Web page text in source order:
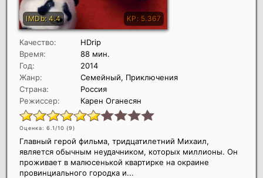
Качество:
HDrip
Время:
88 мин.
Год:
2014
Жанр:
Семейный, Приключения
Страна:
Россия
Режиссер:
Карен Оганесян
Оценка: 6.1/10 (9)
Главный герой фильма, тридцатилетний Михаил,
является обычным неудачником, которых миллионы. Он
проживает в малюсенькой квартирке на окраине
провинциального городка и...